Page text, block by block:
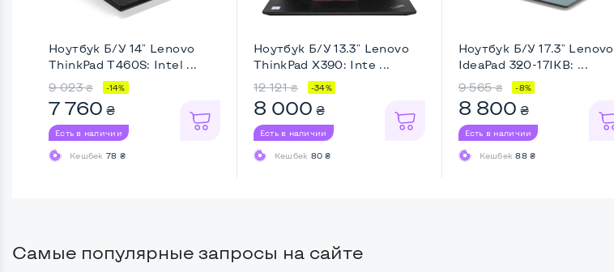
Ноутбук Б/У 14" Lenovo
ThinkPad T460S: Intel ...
9 023 ₴ -14%
7 760 ₴
Есть в наличии
Кешбек 78 ₴
Ноутбук Б/У 13.3" Lenovo
ThinkPad X390: Inte ...
12 121 ₴ -34%
8 000 ₴
Есть в наличии
Кешбек 80 ₴
Ноутбук Б/У 17.3" Lenovo
IdeaPad 320-17IKB: ...
9 565 ₴ -8%
8 800 ₴
Есть в наличии
Кешбек88 ₴
Самые популярные запросы на сайте